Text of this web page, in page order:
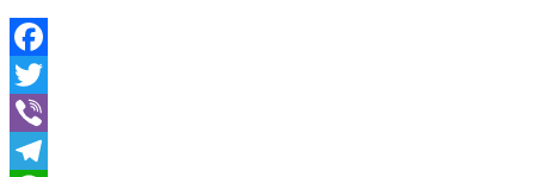
Facebook
Twitter
Viber